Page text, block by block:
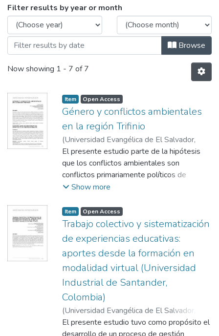
Browsing Revista, Ciencia, Cultura y
Filter results by year or month
Browse
Now showing 1 - 7 of 7
Item Open Access
Género y conflictos ambientales
en la región Trifinio
(Universidad Evangélica de El Salvador,
2016-09)Veneziani, Marcella
El presente estudio parte de la hipótesis
que los conflictos ambientales son
conflictos primariamente políticos de
desigual distribución de poder,
contexto, tres son los objetivos que han
dirigido la investigación que se presenta. El
primero es conocer los principales
problemas y conflictos ambientales y de
manejo del agua entre hombres y mujeres
en el área en consideración. El segundo es
analizar el impacto de la conflictividad
ambiental en las mujeres de la Región
Trifinio. El tercer objetivo es generar
información que contribuya a la incorporación
del enfoque de género en la gestión y
Show more
Item Open Access
Trabajo colectivo y sistematización
de experiencias educativas:
aportes desde la formación en
modalidad virtual (Universidad
Industrial de Santander,
Colombia)
(Universidad Evangélica de El Salvador,
2016-10)Barbosa-Chacón, Jorge Winston;
El presente estudio tuvo como propósito el